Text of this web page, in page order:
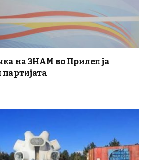
на ЗНАМ во Прилеп ја